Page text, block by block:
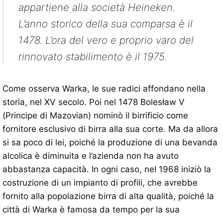
appartiene alla società Heineken.
L’anno storico della sua comparsa è il
1478. L’ora del vero e proprio varo del
rinnovato stabilimento è il 1975.
Come osserva Warka, le sue radici affondano nella
storia, nel XV secolo. Poi nel 1478 Bolesław V
(Principe di Mazovian) nominò il birrificio come
fornitore esclusivo di birra alla sua corte. Ma da allora
si sa poco di lei, poiché la produzione di una bevanda
alcolica è diminuita e l’azienda non ha avuto
abbastanza capacità. In ogni caso, nel 1968 iniziò la
costruzione di un impianto di profili, che avrebbe
fornito alla popolazione birra di alta qualità, poiché la
città di Warka è famosa da tempo per la sua